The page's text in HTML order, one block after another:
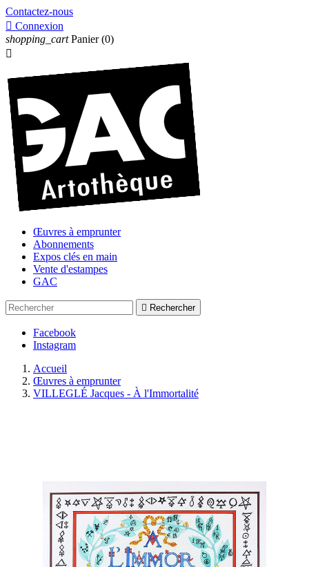
Contactez-nous
 Connexion
shopping_cart Panier (0)

Œuvres à emprunter
Abonnements
Expos clés en main
Vente d'estampes
GAC
 Rechercher
Facebook
Instagram
Accueil
Œuvres à emprunter
VILLEGLÉ Jacques - À l'Immortalité